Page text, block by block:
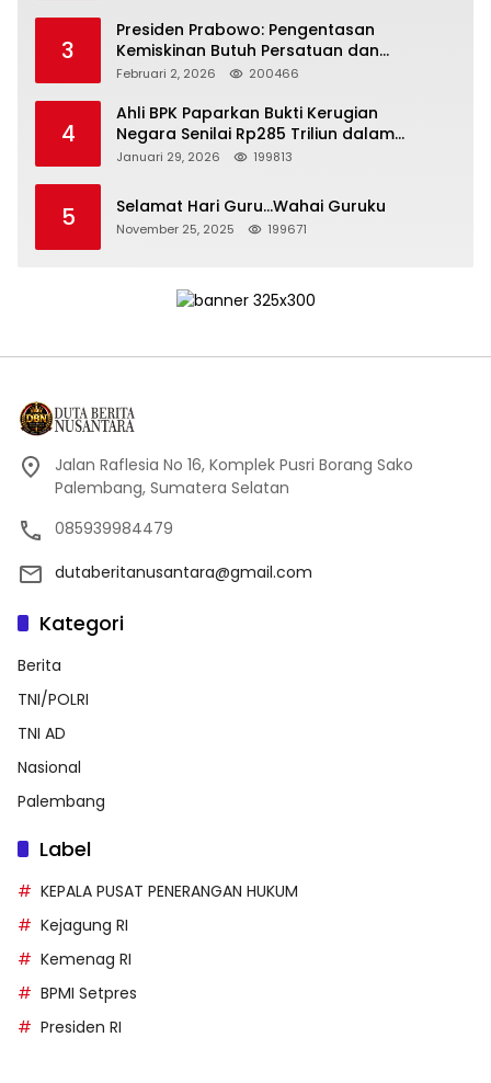
3
Presiden Prabowo: Pengentasan
Kemiskinan Butuh Persatuan dan
Kepemimpinan yang Bertanggung Jawab
Februari 2, 2026 200466
4
Ahli BPK Paparkan Bukti Kerugian
Negara Senilai Rp285 Triliun dalam
Persidangan Korupsi PT Pertamina
Januari 29, 2026 199813
5 Selamat Hari Guru…Wahai Guruku
November 25, 2025 199671
Jalan Raflesia No 16, Komplek Pusri Borang Sako
Palembang, Sumatera Selatan
085939984479
dutaberitanusantara@gmail.com
Kategori
Berita
TNI/POLRI
TNI AD
Nasional
Palembang
Label
KEPALA PUSAT PENERANGAN HUKUM
Kejagung RI
Kemenag RI
BPMI Setpres
Presiden RI